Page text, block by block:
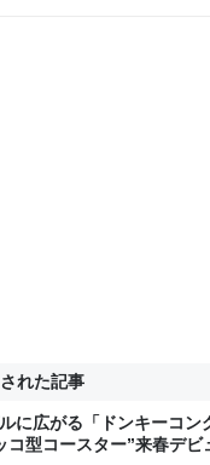
れた記事
に広がる「ドンキーコン
コ型コースター”来春デビ